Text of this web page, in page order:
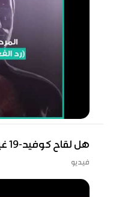
هل لقاح كوفيد-19 غير آمن؟
فيديو